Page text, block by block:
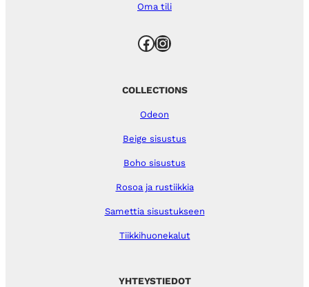
Oma tili
Facebook Instagram
YHTEYSTIEDOT
COLLECTIONS
Odeon
Beige sisustus
Boho sisustus
Rosoa ja rustiikkia
Samettia sisustukseen
Tiikkihuonekalut